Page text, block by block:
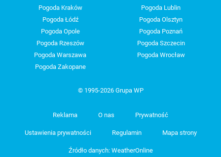
Pogoda Kraków
Pogoda Lublin
Pogoda Łódź
Pogoda Olsztyn
Pogoda Opole
Pogoda Poznań
Pogoda Rzeszów
Pogoda Szczecin
Pogoda Warszawa
Pogoda Wrocław
Pogoda Zakopane
© 1995-2026 Grupa WP
Reklama O nas Prywatność
Ustawienia prywatności Regulamin Mapa strony
Źródło danych: WeatherOnline